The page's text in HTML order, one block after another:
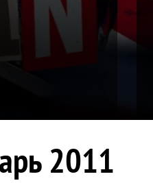
2011